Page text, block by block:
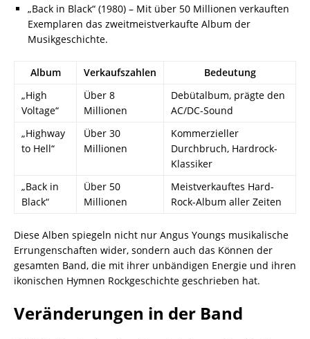
„Back in Black“ (1980) – Mit über 50 Millionen verkauften
Exemplaren das zweitmeistverkaufte Album der
Musikgeschichte.
Album Verkaufszahlen
Bedeutung
„High
Voltage“
Über 8
Millionen
Debütalbum, prägte den
AC/DC-Sound
„Highway
to Hell“
Über 30
Millionen
Kommerzieller
Durchbruch, Hardrock-
Klassiker
„Back in
Black“
Über 50
Millionen
Meistverkauftes Hard-
Rock-Album aller Zeiten
Diese Alben spiegeln nicht nur Angus Youngs musikalische
Errungenschaften wider, sondern auch das Können der
gesamten Band, die mit ihrer unbändigen Energie und ihren
ikonischen Hymnen Rockgeschichte geschrieben hat.
Veränderungen in der Band